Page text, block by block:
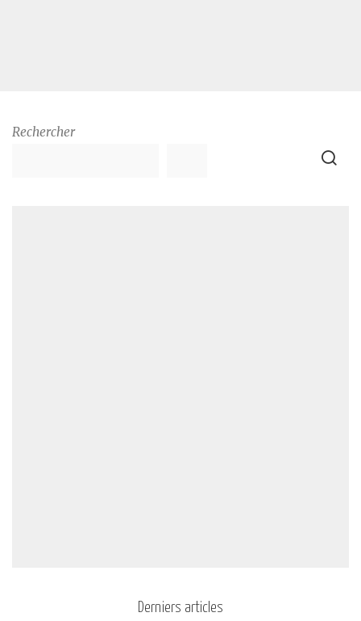
Rechercher
Derniers articles